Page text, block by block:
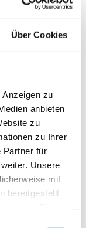
Über Cookies
zu
anbieten
zu
zu Ihrer
Partner für
Unsere
mit
bereitgestellt
prompte
bei allen
an Markus und